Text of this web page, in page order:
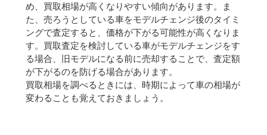
め、買取相場が高くなりやすい傾向があります。ま
た、売ろうとしている車をモデルチェンジ後のタイミ
ングで査定すると、価格が下がる可能性が高くなりま
す。買取査定を検討している車がモデルチェンジをす
る場合、旧モデルになる前に売却することで、査定額
が下がるのを防げる場合があります。
買取相場を調べるときには、時期によって車の相場が
変わることも覚えておきましょう。